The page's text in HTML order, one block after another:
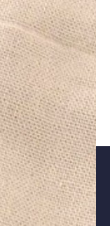
(ПВХ) для
(плотность: 240
"Компас-СП"
защищены